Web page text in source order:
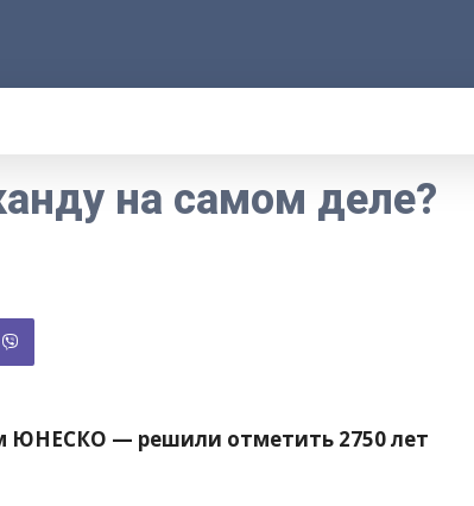
на самом деле?
ЮНЕСКО — решили отметить 2750 лет